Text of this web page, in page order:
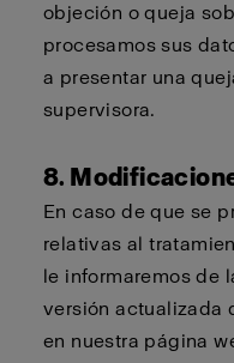
objeción o queja
procesamos sus
a presentar una
supervisora.
8.
En caso de que se
relativas al
le informaremos de
versión actualizada
en nuestra página